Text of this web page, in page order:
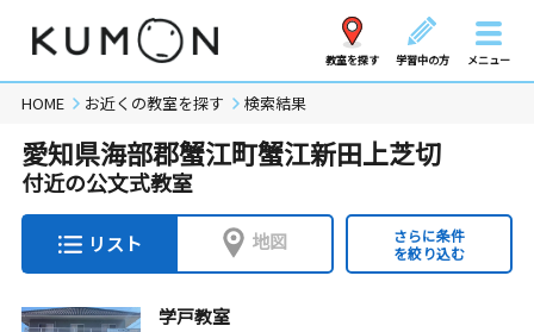
教室を探す 学習中の方 メニュー
HOME お近くの教室を探す 検索結果
愛知県海部郡蟹江町蟹江新田上芝切
付近の公文式教室
リスト 地図
さらに条件
を絞り込む
学戸教室